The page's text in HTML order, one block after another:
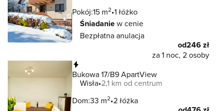
Pokój:15 m2 1 łóżko
Śniadaniew cenie
Bezpłatna anulacja
od246 zł
za 1 noc, 2 osoby
Bukowa 17/B9 ApartView
Wisła 2,1 km od centrum
Dom:33 m2 2 łóżka